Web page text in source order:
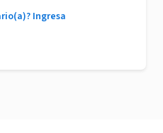
Ingresa